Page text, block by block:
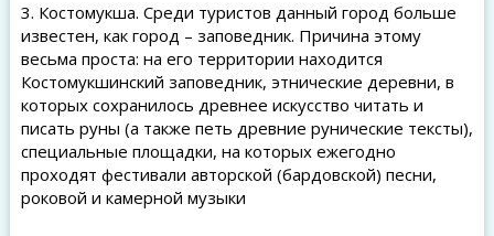
3. Костомукша. Среди туристов данный город больше
известен, как город – заповедник. Причина этому
весьма проста: на его территории находится
Костомукшинский заповедник, этнические деревни, в
которых сохранилось древнее искусство читать и
писать руны (а также петь древние рунические тексты),
специальные площадки, на которых ежегодно
проходят фестивали авторской (бардовской) песни,
роковой и камерной музыки